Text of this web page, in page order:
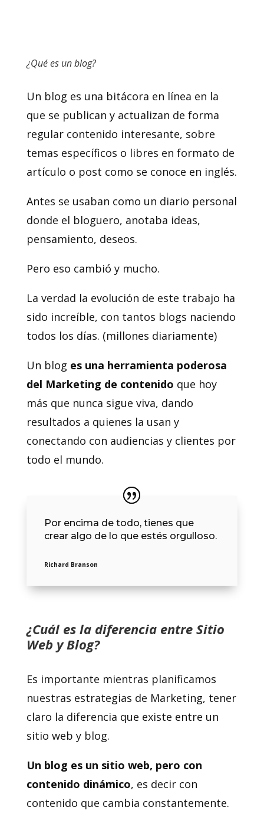
¿Qué es un blog?
Un blog es una bitácora en línea en la
que se publican y actualizan de forma
regular contenido interesante, sobre
temas específicos o libres en formato de
artículo o post como se conoce en inglés.
Antes se usaban como un diario personal
donde el bloguero, anotaba ideas,
pensamiento, deseos.
Pero eso cambió y mucho.
La verdad la evolución de este trabajo ha
sido increíble, con tantos blogs naciendo
todos los días. (millones diariamente)
Un blog es una herramienta poderosa
del Marketing de contenido que hoy
más que nunca sigue viva, dando
resultados a quienes la usan y
conectando con audiencias y clientes por
todo el mundo.
Por encima de todo, tienes que
crear algo de lo que estés orgulloso.
Richard Branson
¿Cuál es la diferencia entre Sitio
Web y Blog?
Es importante mientras planificamos
nuestras estrategias de Marketing, tener
claro la diferencia que existe entre un
sitio web y blog.
Un blog es un sitio web, pero con
contenido dinámico, es decir con
contenido que cambia constantemente.